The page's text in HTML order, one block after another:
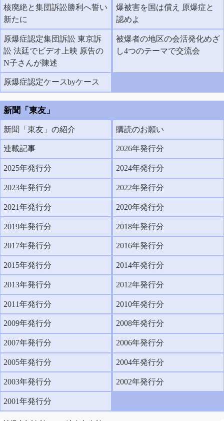
核廃絶と集団訴訟勝利へ誓い
新たに
爆被害を国は償え 原爆症と
認めよ
原爆症認定集団訴訟 東京訴
訟 法廷でビデオ上映 原告の
N子さんが陳述
被爆者の地区の会活発化めざ
し4つのテーマで交流会
原爆症認定ケースbyケース
新聞「東友」
新聞「東友」の紹介 購読のお願い
連載記事 2026年発行分
2025年発行分 2024年発行分
2023年発行分 2022年発行分
2021年発行分 2020年発行分
2019年発行分 2018年発行分
2017年発行分 2016年発行分
2015年発行分 2014年発行分
2013年発行分 2012年発行分
2011年発行分 2010年発行分
2009年発行分 2008年発行分
2007年発行分 2006年発行分
2005年発行分 2004年発行分
2003年発行分 2002年発行分
2001年発行分